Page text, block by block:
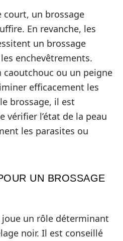
court, un brossage
En revanche, les
un brossage
enchevêtrements.
caoutchouc ou un peigne
efficacement les
brossage, il est
vérifier l’état de la peau
les parasites ou
UN BROSSAGE
un rôle déterminant
noir. Il est conseillé